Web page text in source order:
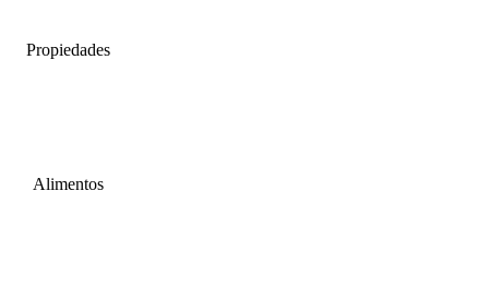
Propiedades
Alimentos